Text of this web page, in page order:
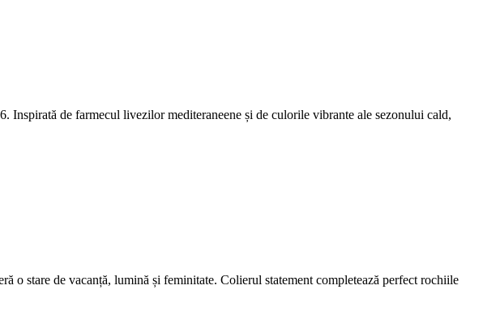
Inspirată de farmecul livezilor mediteraneene și de culorile vibrante ale sezonului cald,
o stare de vacanță, lumină și feminitate. Colierul statement completează perfect rochiile